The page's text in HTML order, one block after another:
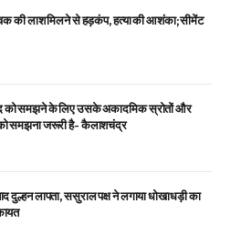
की लाश मिलने से हड़कंप, हत्या की आशंका; सीमेंट
को समझने के लिए उसके अकादमिक स्रोतों और
को समझना जरूरी है- कैलाशचंद्र
दुल्हन लापता, ससुराल पक्ष ने लगाया धोखाधड़ी का